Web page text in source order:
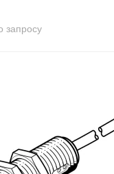
запросу